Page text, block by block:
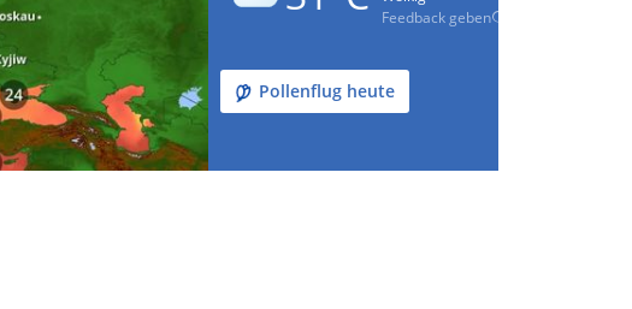
Feedback geben
Pollenflug heute